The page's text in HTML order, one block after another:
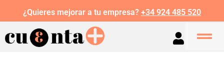
¿Quieres mejorar a tu empresa? +34 924 485 520